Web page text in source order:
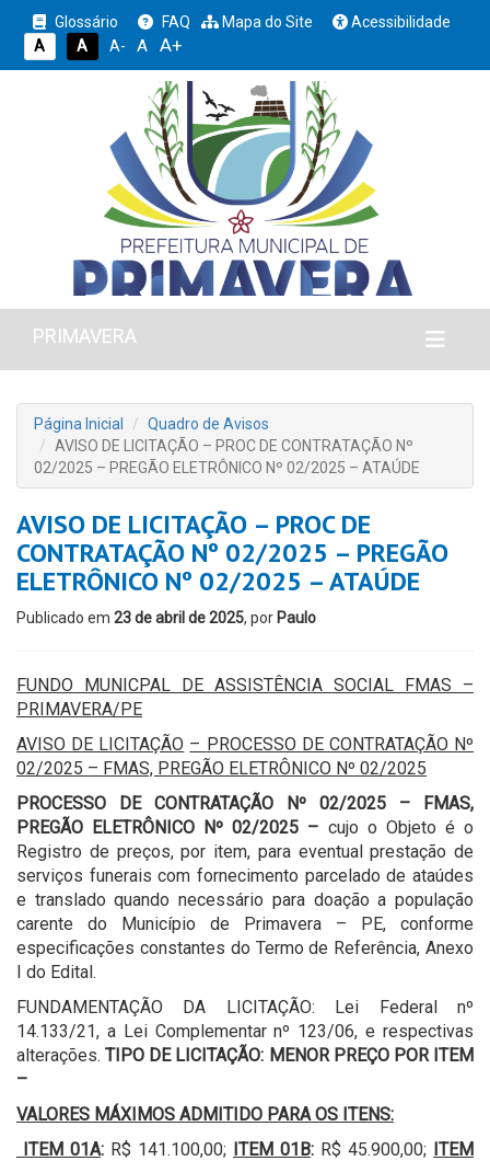
Glossário FAQ Mapa do Site
Acessibilidade
A
A A- A A+
PRIMAVERA
Página Inicial
Quadro de Avisos
AVISO DE LICITAÇÃO – PROC DE CONTRATAÇÃO Nº
02/2025 – PREGÃO ELETRÔNICO Nº 02/2025 – ATAÚDE
AVISO DE LICITAÇÃO – PROC DE
CONTRATAÇÃO Nº 02/2025 – PREGÃO
ELETRÔNICO Nº 02/2025 – ATAÚDE
Publicado em 23 de abril de 2025, por Paulo
FUNDO MUNICPAL DE ASSISTÊNCIA SOCIAL FMAS –
PRIMAVERA/PE
AVISO DE LICITAÇÃO – PROCESSO DE CONTRATAÇÃO Nº
02/2025 – FMAS, PREGÃO ELETRÔNICO Nº 02/2025
PROCESSO DE CONTRATAÇÃO Nº 02/2025 – FMAS,
PREGÃO ELETRÔNICO Nº 02/2025 – cujo o Objeto é o
Registro de preços, por item, para eventual prestação de
serviços funerais com fornecimento parcelado de ataúdes
e translado quando necessário para doação a população
carente do Município de Primavera – PE, conforme
especificações constantes do Termo de Referência, Anexo
I do Edital.
FUNDAMENTAÇÃO DA LICITAÇÃO: Lei Federal nº
14.133/21, a Lei Complementar nº 123/06, e respectivas
alterações.TIPO DE LICITAÇÃO: MENOR PREÇO POR ITEM
–
VALORES MÁXIMOS ADMITIDO PARA OS ITENS:
ITEM 01A: R$ 141.100,00; ITEM 01B: R$ 45.900,00; ITEM